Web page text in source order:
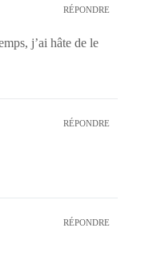
RÉPONDRE
j’ai hâte de le
RÉPONDRE
RÉPONDRE